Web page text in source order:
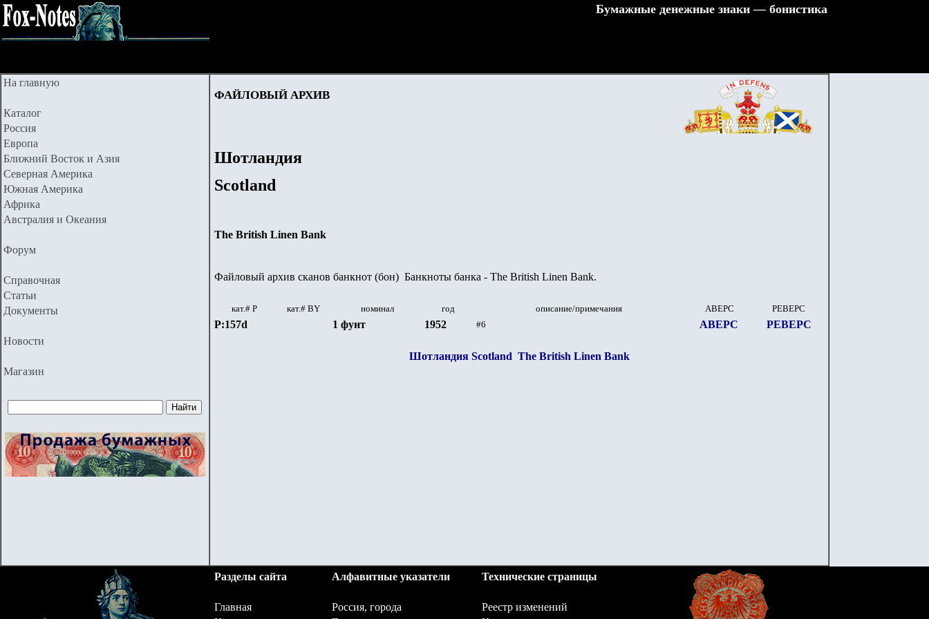
Бумажные денежные знаки — бонистика
На главную
Каталог
Россия
Европа
Ближний Восток и Азия
Северная Америка
Южная Америка
Африка
Австралия и Океания
Форум
Справочная
Статьи
Документы
Новости
Магазин
ФАЙЛОВЫЙ АРХИВ
Шотландия
Scotland
The British Linen Bank
Файловый архив сканов банкнот (бон) Банкноты банка - The British Linen Bank.
кат.# Р кат.# BY номинал год описание/примечания АВЕРС РЕВЕРС
P:157d 1 фунт 1952 #6 АВЕРС РЕВЕРС
Шотландия Scotland The British Linen Bank
Разделы сайта Алфавитные указатели Технические страницы
Главная Россия, города
Реестр изменений